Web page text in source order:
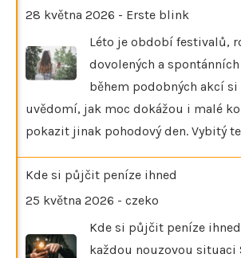
28 května 2026 - Erste blink
Léto je období festivalů,
dovolených a
během podobných akcí
uvědomí, jak moc dokážou i malé
pokazit jinak pohodový den. Vybitý
Kde si půjčit peníze ihned
25 května 2026 - czeko
Kde si půjčit peníze
každou nouzovou situaci